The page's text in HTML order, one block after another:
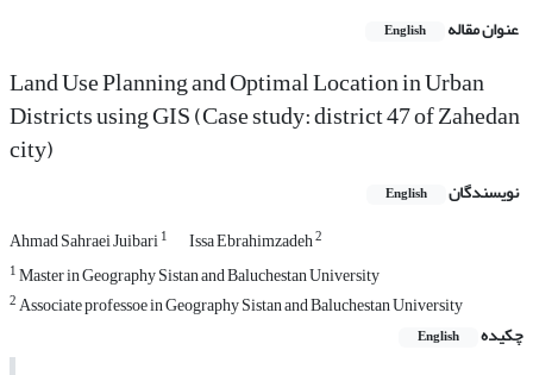
عنوان مقاله English
Land Use Planning and Optimal Location in Urban
Districts using GIS (Case study: district 47 of Zahedan
city)
نویسندگان English
Ahmad Sahraei Juibari1 Issa Ebrahimzadeh2
1Master in Geography Sistan and Baluchestan University
2Associate professoe in Geography Sistan and Baluchestan University
چکیده
English